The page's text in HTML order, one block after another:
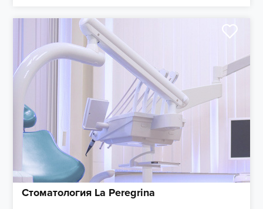
Стоматология La Peregrina